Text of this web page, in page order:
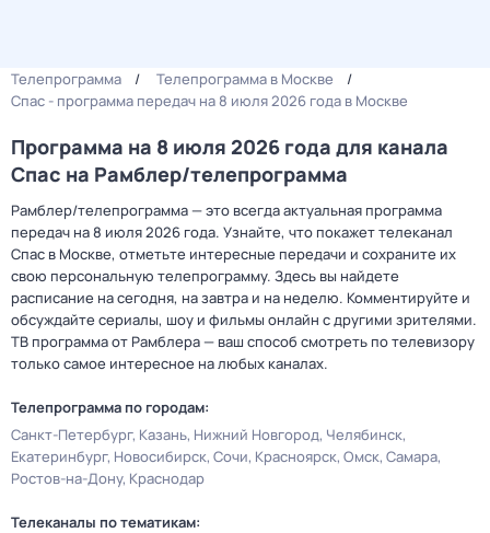
Телепрограмма
Телепрограмма в Москве
Спас - программа передач на 8 июля 2026 года в Москве
Программа на 8 июля 2026 года для канала
Спас на Рамблер/телепрограмма
Рамблер/телепрограмма — это всегда актуальная программа
передач на 8 июля 2026 года. Узнайте, что покажет телеканал
Спас в Москве, отметьте интересные передачи и сохраните их
свою персональную телепрограмму. Здесь вы найдете
расписание на сегодня, на завтра и на неделю. Комментируйте и
обсуждайте сериалы, шоу и фильмы онлайн с другими зрителями.
ТВ программа от Рамблера — ваш способ смотреть по телевизору
только самое интересное на любых каналах.
Телепрограмма по городам:
Санкт-Петербург Казань Нижний Новгород Челябинск
Екатеринбург Новосибирск Сочи Красноярск Омск Самара
Ростов-на-Дону Краснодар
Телеканалы по тематикам: